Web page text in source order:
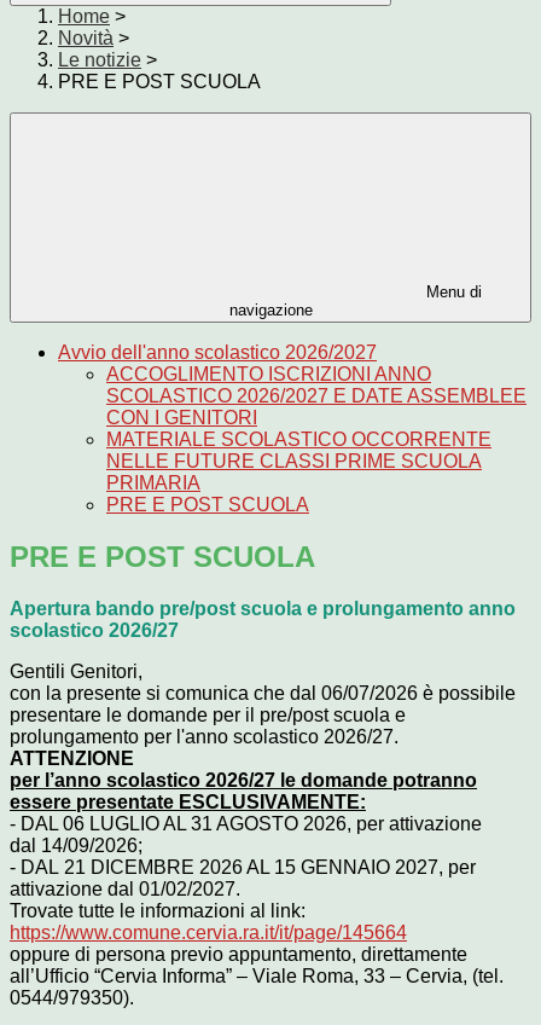
Home >
Novità >
Le notizie >
PRE E POST SCUOLA
Menu di
navigazione
Avvio dell'anno scolastico 2026/2027
ACCOGLIMENTO ISCRIZIONI ANNO
SCOLASTICO 2026/2027 E DATE ASSEMBLEE
CON I GENITORI
MATERIALE SCOLASTICO OCCORRENTE
NELLE FUTURE CLASSI PRIME SCUOLA
PRIMARIA
PRE E POST SCUOLA
PRE E POST SCUOLA
Apertura bando pre/post scuola e prolungamento anno
scolastico 2026/27
Gentili Genitori,
con la presente si comunica che dal 06/07/2026 è possibile
presentare le domande per il pre/post scuola e
prolungamento per l'anno scolastico 2026/27.
ATTENZIONE
per l’anno scolastico 2026/27 le domande potranno
essere presentate ESCLUSIVAMENTE:
- DAL 06 LUGLIO AL 31 AGOSTO 2026, per attivazione
dal 14/09/2026;
- DAL 21 DICEMBRE 2026 AL 15 GENNAIO 2027, per
attivazione dal 01/02/2027.
Trovate tutte le informazioni al link:
https://www.comune.cervia.ra.it/it/page/145664
oppure di persona previo appuntamento, direttamente
all’Ufficio “Cervia Informa” – Viale Roma, 33 – Cervia, (tel.
0544/979350).